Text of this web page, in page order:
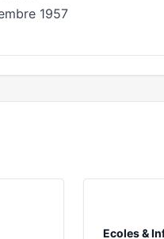
1957
Ecoles &